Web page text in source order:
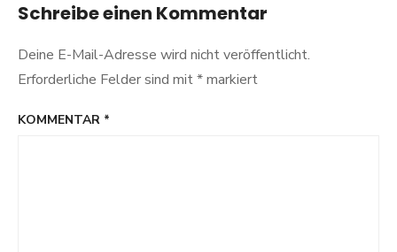
sollte
Schreibe einen Kommentar
Deine E-Mail-Adresse wird nicht veröffentlicht.
Erforderliche Felder sind mit*markiert
KOMMENTAR *